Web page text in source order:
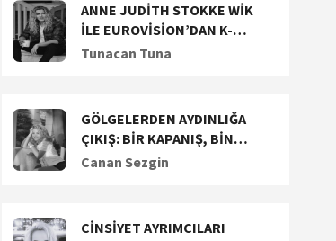
ANNE JUDİTH STOKKE WİK
İLE EUROVİSİON’DAN K-
POP’A UZANAN YARATICI
Tunacan Tuna
GÖLGELERDEN AYDINLIĞA
ÇIKIŞ: BİR KAPANIŞ, BİN
BAŞLANGIÇ!
Canan Sezgin
CİNSİYET AYRIMCILARI